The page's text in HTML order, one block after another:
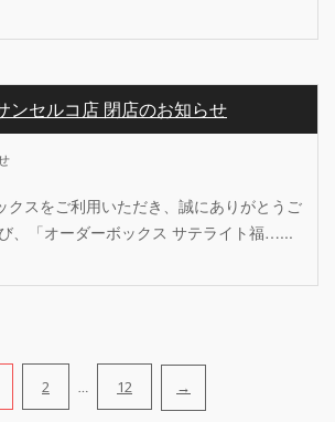
ンセルコ店 閉店のお知らせ
クスをご利用いただき、誠にありがとうご
、「オーダーボックス サテライト福…...
2 … 12 →